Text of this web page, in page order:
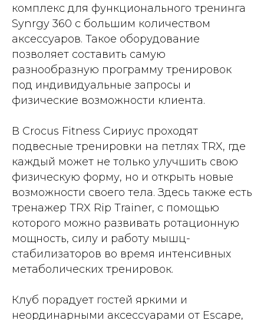
комплекс для функционального тренинга
Synrgy 360 с большим количеством
аксессуаров. Такое оборудование
позволяет составить самую
разнообразную программу тренировок
под индивидуальные запросы и
физические возможности клиента.
В Crocus Fitness Сириус проходят
подвесные тренировки на петлях TRX, где
каждый может не только улучшить свою
физическую форму, но и открыть новые
возможности своего тела. Здесь также есть
тренажер TRX Rip Trainer, с помощью
которого можно развивать ротационную
мощность, силу и работу мышц-
стабилизаторов во время интенсивных
метаболических тренировок.
Клуб порадует гостей яркими и
неординарными аксессуарами от Escape,